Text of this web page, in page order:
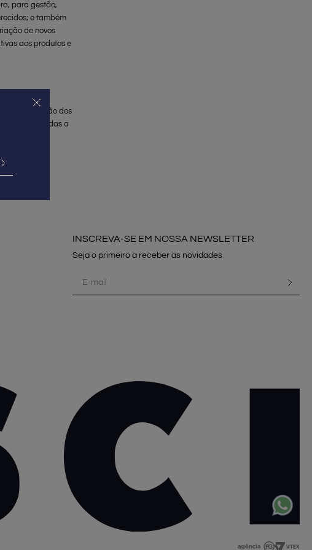
para gestão,
e também
de novos
aos produtos e
outras
A proteção dos
cópias, obtidas a
publicado,
titular.
INSCREVA-SE EM NOSSA NEWSLETTER